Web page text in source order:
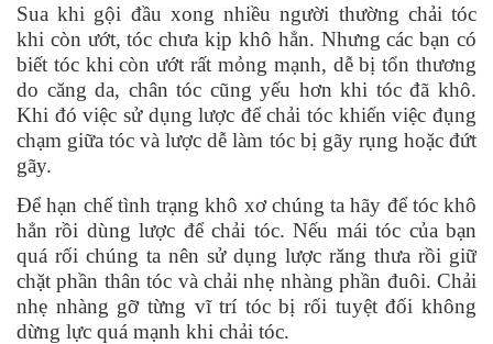
Sua khi gội đầu xong nhiều người thường chải tóc
khi còn ướt, tóc chưa kịp khô hẳn. Nhưng các bạn có
biết tóc khi còn ướt rất mỏng mạnh, dễ bị tổn thương
do căng da, chân tóc cũng yếu hơn khi tóc đã khô.
Khi đó việc sử dụng lược để chải tóc khiến việc đụng
chạm giữa tóc và lược dễ làm tóc bị gãy rụng hoặc đứt
gãy.
Để hạn chế tình trạng khô xơ chúng ta hãy để tóc khô
hẳn rồi dùng lược để chải tóc. Nếu mái tóc của bạn
quá rối chúng ta nên sử dụng lược răng thưa rồi giữ
chặt phần thân tóc và chải nhẹ nhàng phần đuôi. Chải
nhẹ nhàng gỡ từng vĩ trí tóc bị rối tuyệt đối không
dừng lực quá mạnh khi chải tóc.